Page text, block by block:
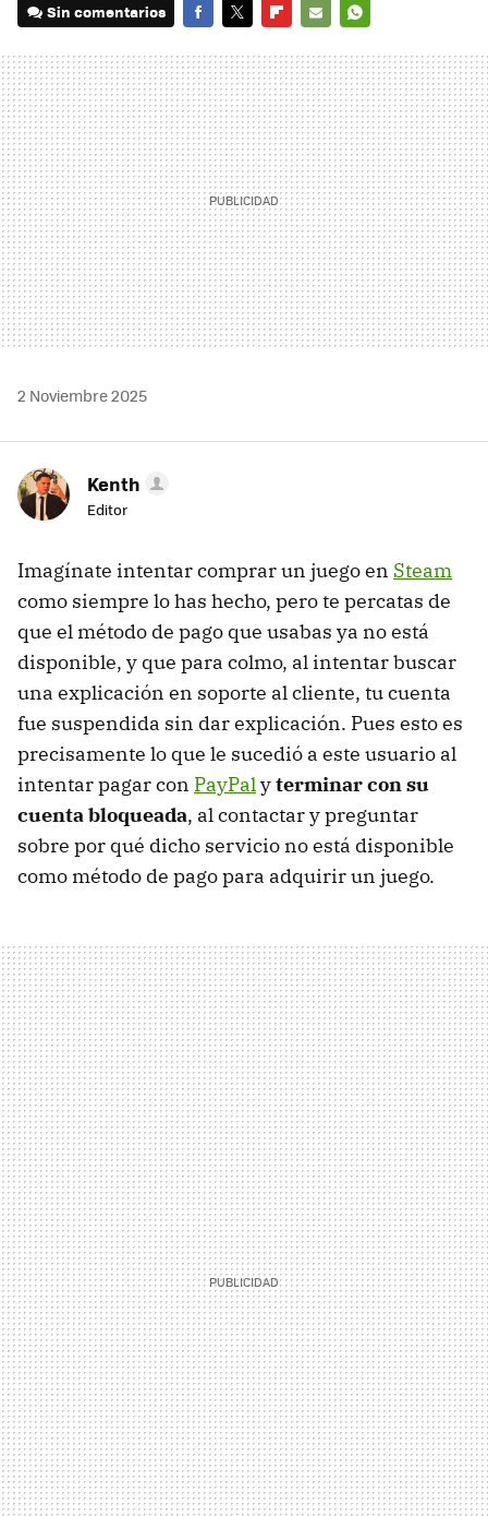
Sin comentarios
MAIL
2 Noviembre 2025
Kenth
Editor
Imagínate intentar comprar un juego en Steam
como siempre lo has hecho, pero te percatas de
que el método de pago que usabas ya no está
disponible, y que para colmo, al intentar buscar
una explicación en soporte al cliente, tu cuenta
fue suspendida sin dar explicación. Pues esto es
precisamente lo que le sucedió a este usuario al
intentar pagar con PayPalyterminar con su
cuenta bloqueada, al contactar y preguntar
sobre por qué dicho servicio no está disponible
como método de pago para adquirir un juego.